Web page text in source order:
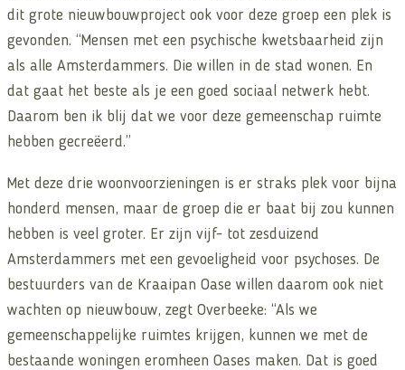
dit grote nieuwbouwproject ook voor deze groep een plek is
gevonden. “Mensen met een psychische kwetsbaarheid zijn
als alle Amsterdammers. Die willen in de stad wonen. En
dat gaat het beste als je een goed sociaal netwerk hebt.
Daarom ben ik blij dat we voor deze gemeenschap ruimte
hebben gecreëerd.”
Met deze drie woonvoorzieningen is er straks plek voor bijna
honderd mensen, maar de groep die er baat bij zou kunnen
hebben is veel groter. Er zijn vijf- tot zesduizend
Amsterdammers met een gevoeligheid voor psychoses. De
bestuurders van de Kraaipan Oase willen daarom ook niet
wachten op nieuwbouw, zegt Overbeeke: “Als we
gemeenschappelijke ruimtes krijgen, kunnen we met de
bestaande woningen eromheen Oases maken. Dat is goed